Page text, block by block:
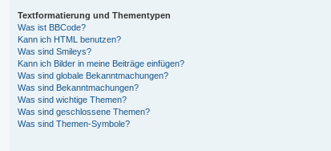
Textformatierung und Thementypen
Was ist BBCode?
Kann ich HTML benutzen?
Was sind Smileys?
Kann ich Bilder in meine Beiträge einfügen?
Was sind globale Bekanntmachungen?
Was sind Bekanntmachungen?
Was sind wichtige Themen?
Was sind geschlossene Themen?
Was sind Themen-Symbole?